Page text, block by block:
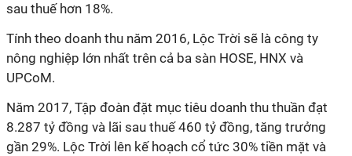
sau thuế hơn 18%.
Tính theo doanh thu năm 2016, Lộc Trời sẽ là công ty
nông nghiệp lớn nhất trên cả ba sàn HOSE, HNX và
UPCoM.
Năm 2017, Tập đoàn đặt mục tiêu doanh thu thuần đạt
8.287 tỷ đồng và lãi sau thuế 460 tỷ đồng, tăng trưởng
gần 29%. Lộc Trời lên kế hoạch cổ tức 30% tiền mặt và